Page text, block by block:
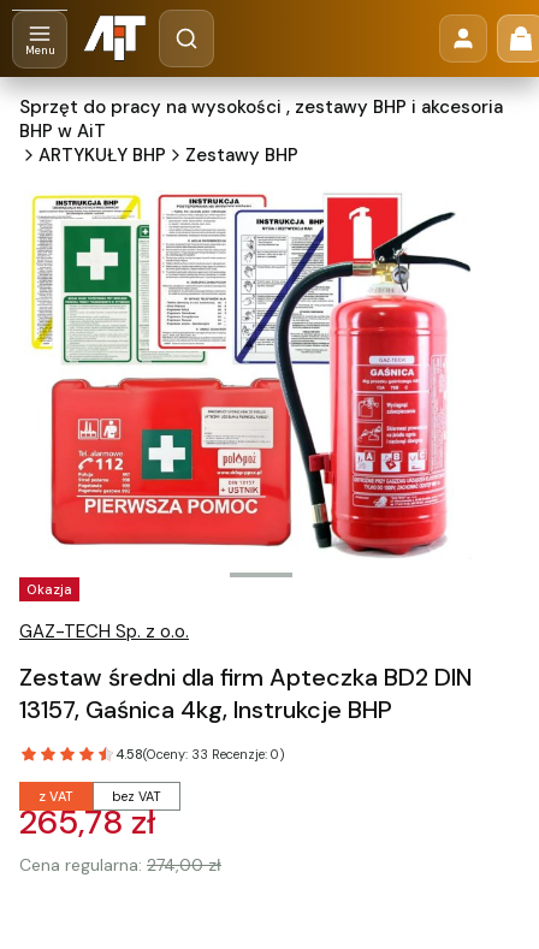
Otwórz wyszukiwarkę
Szukaj
Sprzęt do pracy na wysokości , zestawy BHP i akcesoria
BHP w AiT
ARTYKUŁY BHP
Zestawy BHP
Tagi produktu
Okazja
GAZ-TECH Sp. z o.o.
Zestaw średni dla firm Apteczka BD2 DIN
13157, Gaśnica 4kg, Instrukcje BHP
4.58(Oceny: 33 Recenzje: 0)
z VAT bez VAT
265,78 zł
Cena regularna: 274,00 zł
Menu